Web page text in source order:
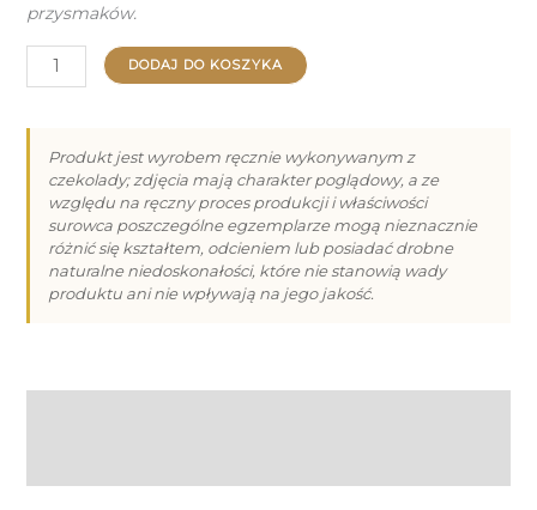
przysmaków.
ilość
Kula
mlecznej
czekolady
60g
DODAJ DO KOSZYKA
Produkt jest wyrobem ręcznie wykonywanym z
czekolady; zdjęcia mają charakter poglądowy, a ze
względu na ręczny proces produkcji i właściwości
surowca poszczególne egzemplarze mogą nieznacznie
różnić się kształtem, odcieniem lub posiadać drobne
naturalne niedoskonałości, które nie stanowią wady
produktu ani nie wpływają na jego jakość.